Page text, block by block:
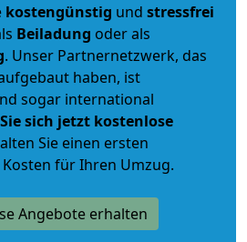
kostengünstig und stressfrei
Beiladung oder als
. Unser Partnernetzwerk, das
haben, ist
sogar international
sich jetzt kostenlose
Sie einen ersten
für Ihren Umzug.
Angebote erhalten